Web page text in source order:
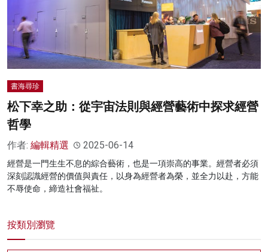
書海尋珍
松下幸之助：從宇宙法則與經營藝術中探求經營
哲學
作者: 編輯精選 2025-06-14
經營是一門生生不息的綜合藝術，也是一項崇高的事業。經營者必須
深刻認識經營的價值與責任，以身為經營者為榮，並全力以赴，方能
不辱使命，締造社會福祉。
按類別瀏覽